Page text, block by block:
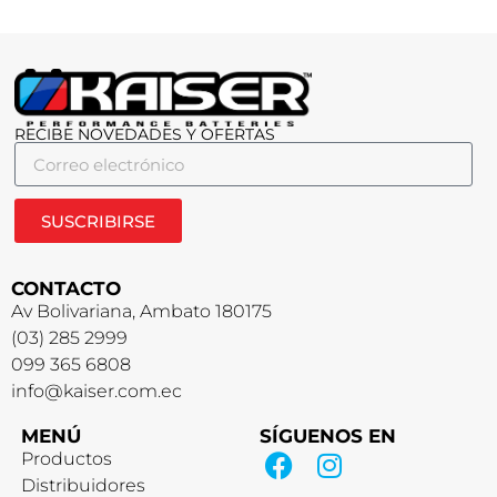
RECIBE NOVEDADES Y OFERTAS
SUSCRIBIRSE
CONTACTO
Av Bolivariana, Ambato 180175
(03) 285 2999
099 365 6808
info@kaiser.com.ec
MENÚ
Productos
Distribuidores
SÍGUENOS EN